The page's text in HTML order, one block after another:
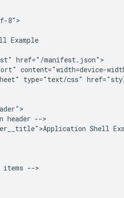
8">
Example
href="/manifest.json">
content="width=device-
type="text/css"
header -->
Shell
items -->